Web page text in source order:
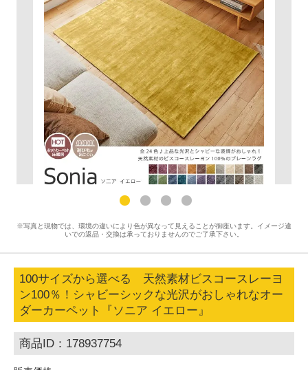
※写真と現物では、環境の違いにより色が異なって見えることが御座います。イメージ違
いでの返品・交換は承っておりませんのでご了承下さい。
100サイズから選べる 天然素材ビスコースレーヨ
ン100％！シャビーシックな光沢がおしゃれなオー
ダーカーペット『ソニア イエロー』
商品ID：178937754